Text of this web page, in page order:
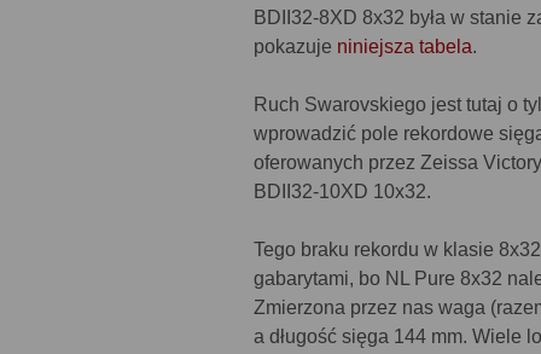
BDII32-8XD 8x32 była w stanie
pokazuje niniejsza tabela.
Ruch Swarovskiego jest tutaj o
wprowadzić pole rekordowe
oferowanych przez Zeissa
BDII32-10XD 10x32.
Tego braku rekordu w klasie
gabarytami, bo NL Pure 8x32
Zmierzona przez nas waga
a długość sięga 144 mm. Wiele